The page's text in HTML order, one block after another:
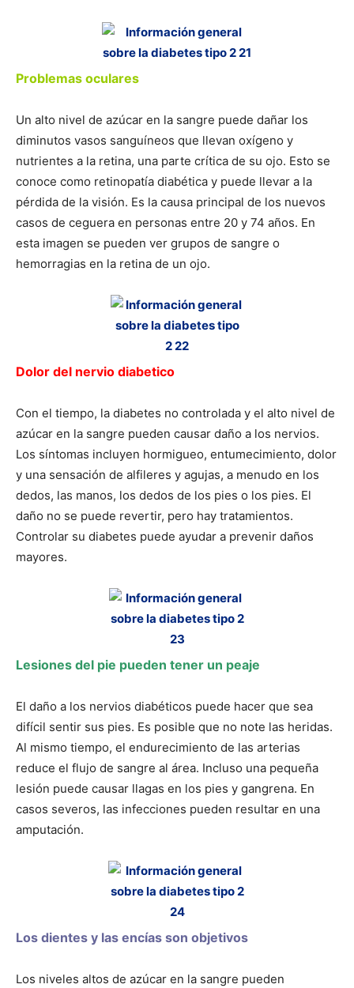
Problemas oculares
Un alto nivel de azúcar en la sangre puede dañar los
diminutos vasos sanguíneos que llevan oxígeno y
nutrientes a la retina, una parte crítica de su ojo. Esto se
conoce como retinopatía diabética y puede llevar a la
pérdida de la visión. Es la causa principal de los nuevos
casos de ceguera en personas entre 20 y 74 años. En
esta imagen se pueden ver grupos de sangre o
hemorragias en la retina de un ojo.
Dolor del nervio diabetico
Con el tiempo, la diabetes no controlada y el alto nivel de
azúcar en la sangre pueden causar daño a los nervios.
Los síntomas incluyen hormigueo, entumecimiento, dolor
y una sensación de alfileres y agujas, a menudo en los
dedos, las manos, los dedos de los pies o los pies. El
daño no se puede revertir, pero hay tratamientos.
Controlar su diabetes puede ayudar a prevenir daños
mayores.
Lesiones del pie pueden tener un peaje
El daño a los nervios diabéticos puede hacer que sea
difícil sentir sus pies. Es posible que no note las heridas.
Al mismo tiempo, el endurecimiento de las arterias
reduce el flujo de sangre al área. Incluso una pequeña
lesión puede causar llagas en los pies y gangrena. En
casos severos, las infecciones pueden resultar en una
amputación.
Los dientes y las encías son objetivos
Los niveles altos de azúcar en la sangre pueden